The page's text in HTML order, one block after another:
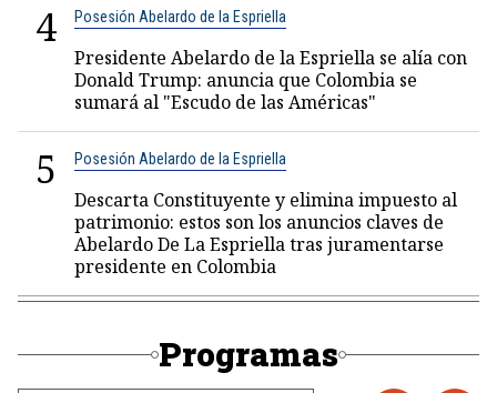
4 Posesión Abelardo de la Espriella
Presidente Abelardo de la Espriella se alía con
Donald Trump: anuncia que Colombia se
sumará al "Escudo de las Américas"
5 Posesión Abelardo de la Espriella
Descarta Constituyente y elimina impuesto al
patrimonio: estos son los anuncios claves de
Abelardo De La Espriella tras juramentarse
presidente en Colombia
Programas